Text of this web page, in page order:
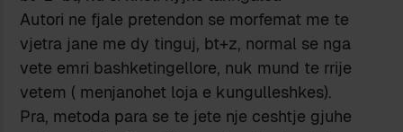
Autori ne fjale pretendon se morfemat me te
vjetra jane me dy tinguj, bt+z, normal se nga
vete emri bashketingellore, nuk mund te rrije
vetem ( menjanohet loja e kungulleshkes).
Pra, metoda para se te jete nje ceshtje gjuhe